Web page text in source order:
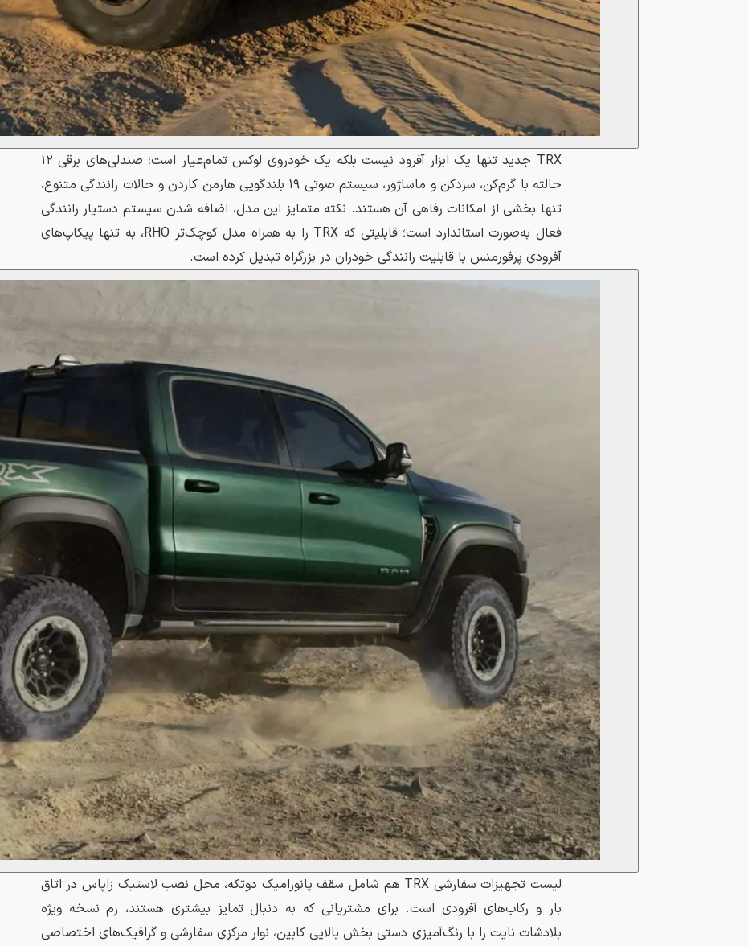
TRX جدید تنها یک ابزار آفرود نیست بلکه یک خودروی لوکس تمام‌عیار است؛ صندلی‌های برقی ۱۲
حالته با گرم‌کن، سردکن و ماساژور، سیستم صوتی ۱۹ بلندگویی هارمن کاردن و حالات رانندگی متنوع،
تنها بخشی از امکانات رفاهی آن هستند. نکته متمایز این مدل، اضافه شدن سیستم دستیار رانندگی
فعال به‌صورت استاندارد است؛ قابلیتی که TRX را به همراه مدل کوچک‌تر RHO، به تنها پیکاپ‌های
آفرودی پرفورمنس با قابلیت رانندگی خودران در بزرگراه تبدیل کرده است.
لیست تجهیزات سفارشی TRX هم شامل سقف پانورامیک دوتکه، محل نصب لاستیک زاپاس در اتاق
بار و رکاب‌های آفرودی است. برای مشتریانی که به دنبال تمایز بیشتری هستند، رم نسخه ویژه
بلادشات نایت را با رنگ‌آمیزی دستی بخش بالایی کابین، نوار مرکزی سفارشی و گرافیک‌های اختصاصی